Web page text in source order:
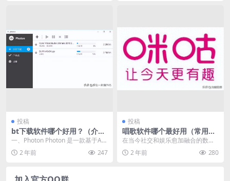
投稿
bt下载软件哪个好用？（介绍
两款下载工具）
一、Photon Photon 是一款基于Ari
a2 的轻量级免费开源下载软件，...
2 年前 247
投稿
唱歌软件哪个最好用（常用的
K歌软件推荐）
在当今社交和娱乐愈加融合的数字
时代，K歌软件成为了许多人寻求放
松、表达和连接的重...
2 年前 280